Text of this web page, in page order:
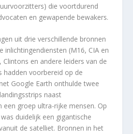
die voortdurend
en gewapende bewakers.
uit drie verschillende bronnen
inlichtingendiensten (M16, CIA en
Clintons en andere leiders van de
hadden voorbereid op de
Google Earth onthulde twee
naast
een groep ultra-rijke mensen. Op
duidelijk een gigantische
de satelliet. Bronnen in het